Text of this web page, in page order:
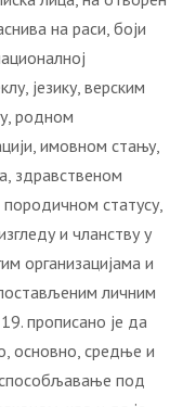
на раси, боји
језику, верским
родном
имовном стању,
здравственом
статусу,
и чланству у
организацијама и
личним
прописано је да
основно, средње и
под